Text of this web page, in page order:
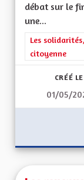
débat sur le
une...
Filtrer les
Les
citoyenne
CRÉÉ LE
01/05/